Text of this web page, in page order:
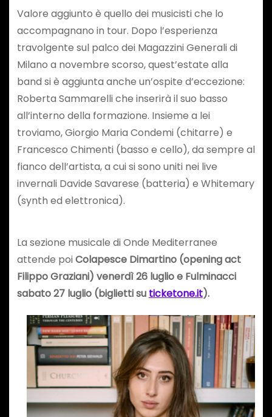
Valore aggiunto è quello dei musicisti che lo
accompagnano in tour. Dopo l’esperienza
travolgente sul palco dei Magazzini Generali di
Milano a novembre scorso, quest’estate alla
band si è aggiunta anche un’ospite d’eccezione:
Roberta Sammarelli che inserirà il suo basso
all’interno della formazione. Insieme a lei
troviamo, Giorgio Maria Condemi (chitarre) e
Francesco Chimenti (basso e cello), da sempre al
fianco dell’artista, a cui si sono uniti nei live
invernali Davide Savarese (batteria) e Whitemary
(synth ed elettronica).
La sezione musicale di Onde Mediterranee
attende poiColapesce Dimartino (opening act
Filippo Graziani) venerdì 26 luglio e Fulminacci
sabato 27 luglio (biglietti su ticketone.it).